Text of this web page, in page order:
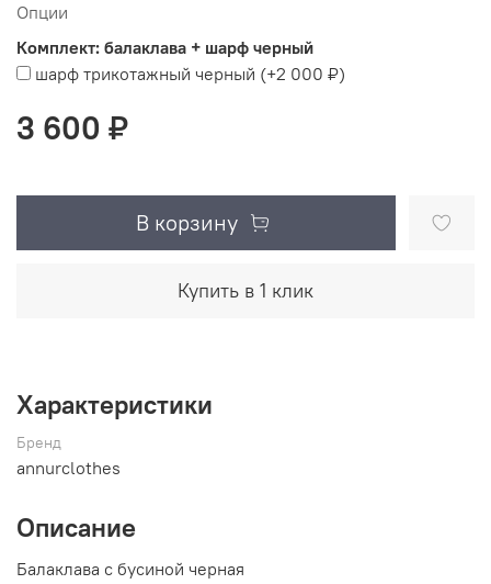
Опции
Комплект: балаклава + шарф черный
шарф трикотажный черный (+2 000 ₽)
3 600 ₽
В корзину
Купить в 1 клик
Характеристики
Бренд
annurclothes
Описание
Балаклава с бусиной черная